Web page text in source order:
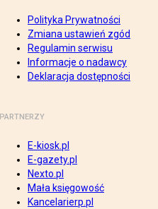
Polityka Prywatności
Zmiana ustawień zgód
Regulamin serwisu
Informacje o nadawcy
Deklaracja dostępności
PARTNERZY
E-kiosk.pl
E-gazety.pl
Nexto.pl
Mała księgowość
Kancelarierp.pl